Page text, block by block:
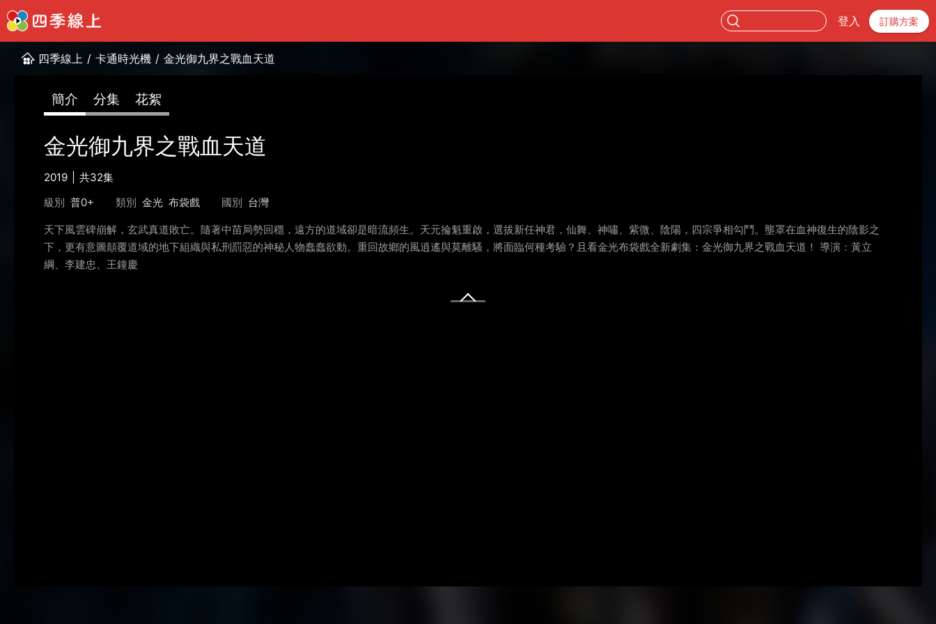
登入 訂購方案
四季線上 / 卡通時光機 / 金光御九界之戰血天道
簡介 分集 花絮
金光御九界之戰血天道
2019
共32集
級別 普0+ 類別 金光 布袋戲 國別 台灣
天下風雲碑崩解，玄武真道敗亡。隨著中苗局勢回穩，遠方的道域卻是暗流頻生。天元掄魁重啟，選拔新任神君，仙舞、神嘯、紫微、陰陽，四宗爭相勾鬥。壟罩在血神復生的陰影之
下，更有意圖顛覆道域的地下組織與私刑罰惡的神秘人物蠢蠢欲動。重回故鄉的風逍遙與莫離騷，將面臨何種考驗？且看金光布袋戲全新劇集：金光御九界之戰血天道！ 導演：黃立
綱、李建忠、王鐘慶